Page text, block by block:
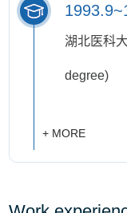
湖北医科
degree)
+ MORE